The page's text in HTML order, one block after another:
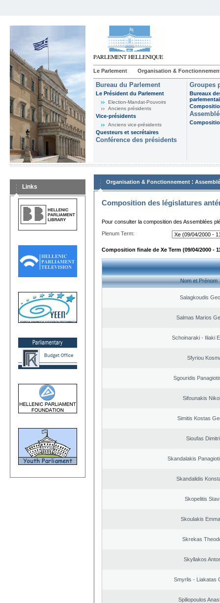
Le Parlement Organisation &
Bureau du Parlement
Le Président du Parlement
Election-Mandat-Pouvoirs
Anciens présidents
Vice-présidents
Anciens vice-présidents
Questeurs et secrétaires
Conférence des présidents
Groupes
Bureaux
Links
Organisation & Fonctionnement :
Composition des législatures
Pour consulter la composition des Assemblées
Plenum Term:
Composition finale de Xe Term (09/04/2000 -
Nom et Prénom
Salagkoudis
Salmas Marios
Schoinaraki - Iliaki
Sfyriou
Sgouridis
Sifounakis
Simitis Kostas
Sioufas
Skandalakis
Skandalidis
Skopelitis
Skoulakis
Skrekas
Skyllakos
Smyrlis - Liakatas
Spiliopoulos